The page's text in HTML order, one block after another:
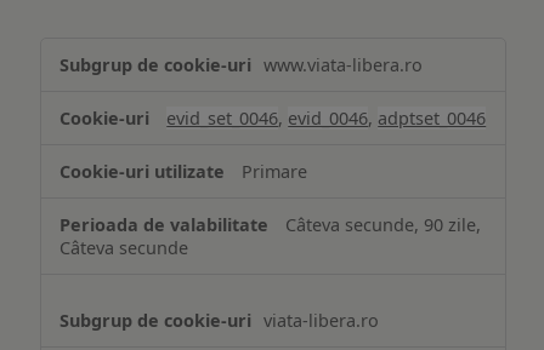
www.viata-libera.ro
evid_set_0046, evid_0046, adptset_0046
Primare
Câteva secunde, 90 zile,
Câteva secunde
viata-libera.ro